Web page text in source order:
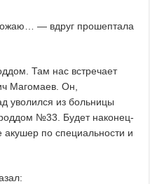
— вдруг прошептала
Там нас встречает
Магомаев. Он,
уволился из больницы
№33. Будет наконец-
акушер по специальности и